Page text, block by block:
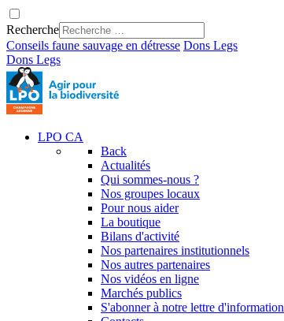
Recherche
Conseils faune sauvage en détresse Dons Legs
Dons Legs
LPO CA
Back
Actualités
Qui sommes-nous ?
Nos groupes locaux
Pour nous aider
La boutique
Bilans d'activité
Nos partenaires institutionnels
Nos autres partenaires
Nos vidéos en ligne
Marchés publics
S'abonner à notre lettre d'information